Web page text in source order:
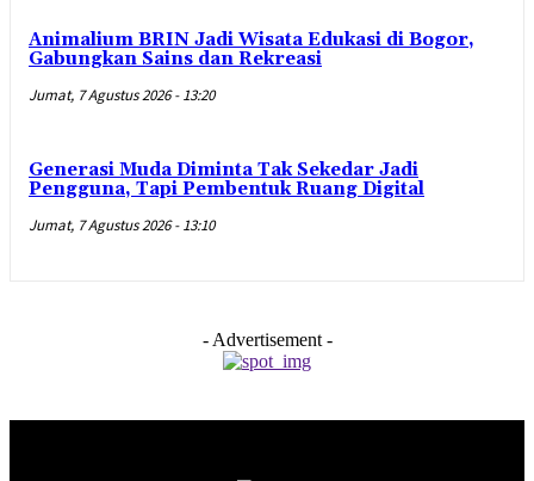
Animalium BRIN Jadi Wisata Edukasi di Bogor,
Gabungkan Sains dan Rekreasi
Jumat, 7 Agustus 2026 - 13:20
Generasi Muda Diminta Tak Sekedar Jadi
Pengguna, Tapi Pembentuk Ruang Digital
Jumat, 7 Agustus 2026 - 13:10
- Advertisement -